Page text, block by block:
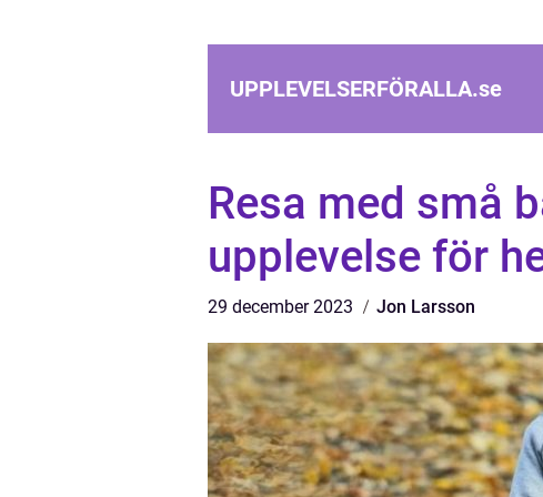
UPPLEVELSERFÖRALLA.se
Resa med små
upplevelse för
29 december 2023 Jon Larsson